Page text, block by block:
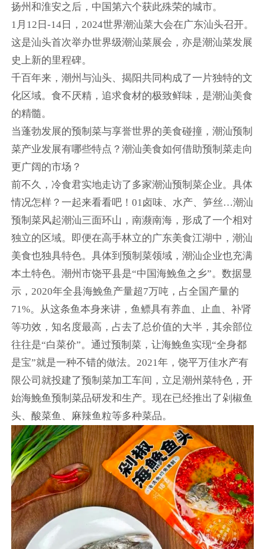
扬州和淮安之后，中国第六个获此殊荣的城市。
1月12日-14日，2024世界潮汕菜大会在广东汕头召开。
这是汕头首次举办世界级潮汕菜展会，亦是潮汕菜发展
史上新的里程碑。
千百年来，潮州与汕头、揭阳共同构成了一片独特的文
化区域。食不厌精，追求食材的极致鲜味，是潮汕美食
的精髓。
当蓬勃发展的预制菜与享誉世界的美食碰撞，潮汕预制
菜产业发展有哪些特点？潮汕美食如何借助预制菜走向
更广阔的市场？
前不久，冷食君实地走访了多家潮汕预制菜企业。具体
情况怎样？一起来看看吧！01卤味、水产、笋丝…潮汕
预制菜风起潮汕三面环山，南濒南海，形成了一个相对
独立的区域。即便在高手林立的广东美食江湖中，潮汕
美食也独具特色。具体到预制菜领域，潮汕企业也充满
本土特色。潮州市饶平县是“中国海鮸鱼之乡”。数据显
示，2020年全县海鮸鱼产量超7万吨，占全国产量的
71%。从这条鱼本身来讲，鱼鳔具有养血、止血、补肾
等功效，知名度最高，占去了总价值的大半，其余部位
往往是“白菜价”。通过预制菜，让海鮸鱼实现“全身都
是宝”就是一种不错的做法。2021年，饶平万佳水产有
限公司就投建了预制菜加工车间，立足潮州菜特色，开
始海鮸鱼预制菜品研发和生产。现在已经推出了剁椒鱼
头、酸菜鱼、麻辣鱼粒等多种菜品。